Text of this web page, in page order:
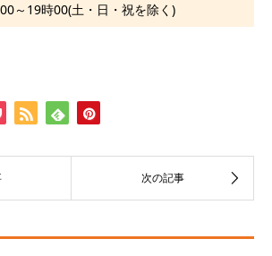
～19時00(土・日・祝を除く)